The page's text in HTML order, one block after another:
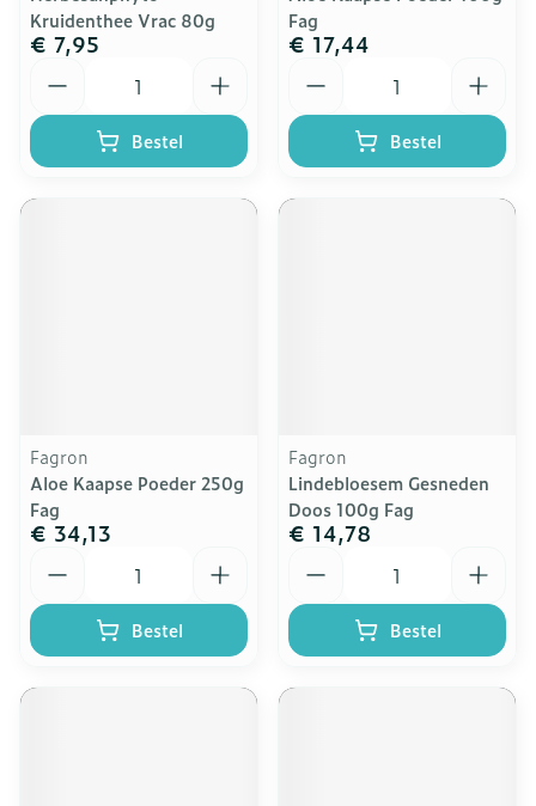
Kruidenthee Vrac 80g
€ 7,95
Bestel
Fag
€ 17,44
Bestel
Fagron
Aloe Kaapse Poeder 250g
Fag
€ 34,13
Bestel
Fagron
Lindebloesem Gesneden
Doos 100g Fag
€ 14,78
Bestel